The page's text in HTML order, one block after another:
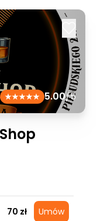
5.00/5
70 zł Umów